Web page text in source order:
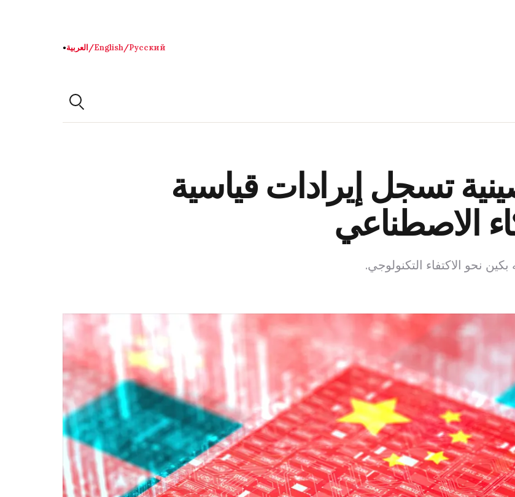
Русский
/
English
/العربية●
تسجل إيرادات قياسية
الاصطناعي
نحو الاكتفاء التكنولوجي.